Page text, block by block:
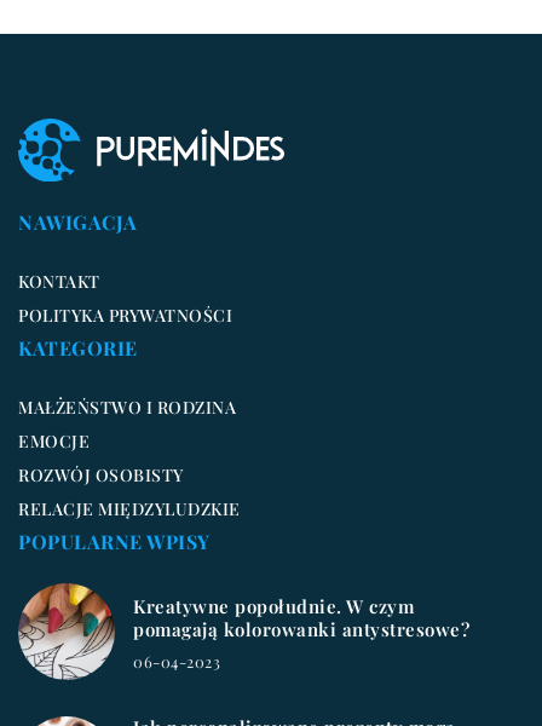
NAWIGACJA
KONTAKT
POLITYKA PRYWATNOŚCI
KATEGORIE
MAŁŻEŃSTWO I RODZINA
EMOCJE
ROZWÓJ OSOBISTY
RELACJE MIĘDZYLUDZKIE
POPULARNE WPISY
Kreatywne popołudnie. W czym
pomagają kolorowanki antystresowe?
06-04-2023